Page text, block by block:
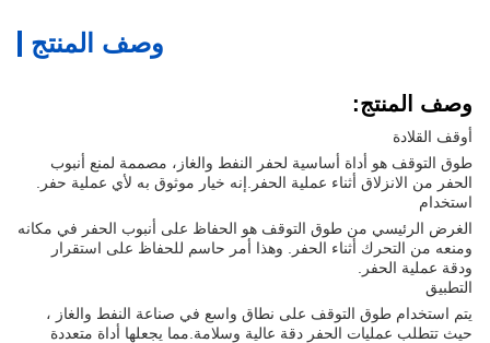
وصف المنتج
وصف المنتج:
أوقف القلادة
طوق التوقف هو أداة أساسية لحفر النفط والغاز، مصممة لمنع أنبوب
الحفر من الانزلاق أثناء عملية الحفر.إنه خيار موثوق به لأي عملية حفر.
استخدام
الغرض الرئيسي من طوق التوقف هو الحفاظ على أنبوب الحفر في مكانه
ومنعه من التحرك أثناء الحفر. وهذا أمر حاسم للحفاظ على استقرار
ودقة عملية الحفر.
التطبيق
يتم استخدام طوق التوقف على نطاق واسع في صناعة النفط والغاز ،
حيث تتطلب عمليات الحفر دقة عالية وسلامة.مما يجعلها أداة متعددة